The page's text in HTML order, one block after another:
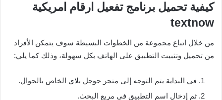
كيفية تحميل برنامج تفعيل ارقام امريكية
textnow
من خلال اتباع مجموعة من الخطوات البسيطة سوف يتمكن الأفراد
من تحميل وتثبيت التطبيق على الهاتف بكل سهولة، وذلك كما يلي:
في البداية يتم التوجه إلى متجر جوجل بلاي الخاص بالجوال.
ثم إدخال اسم التطبيق في مربع البحث.